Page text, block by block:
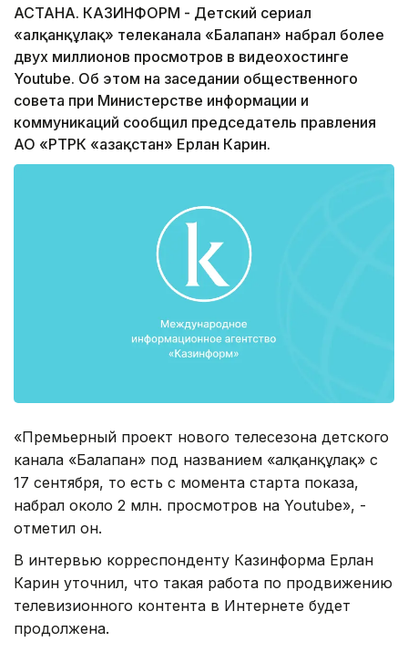
АСТАНА. КАЗИНФОРМ - Детский сериал
«Қалқанқұлақ» телеканала «Балапан» набрал более
двух миллионов просмотров в видеохостинге
Youtube. Об этом на заседании общественного
совета при Министерстве информации и
коммуникаций сообщил председатель правления
АО «РТРК «Қазақстан» Ерлан Карин.
«Премьерный проект нового телесезона детского
канала «Балапан» под названием «Қалқанқұлақ» с
17 сентября, то есть с момента старта показа,
набрал около 2 млн. просмотров на Youtube», -
отметил он.
В интервью корреспонденту Казинформа Ерлан
Карин уточнил, что такая работа по продвижению
телевизионного контента в Интернете будет
продолжена.